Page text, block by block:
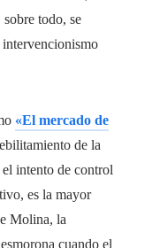
todo, se
«El mercado de
de la
el intento de control
es la mayor
Molina, la
cuando el